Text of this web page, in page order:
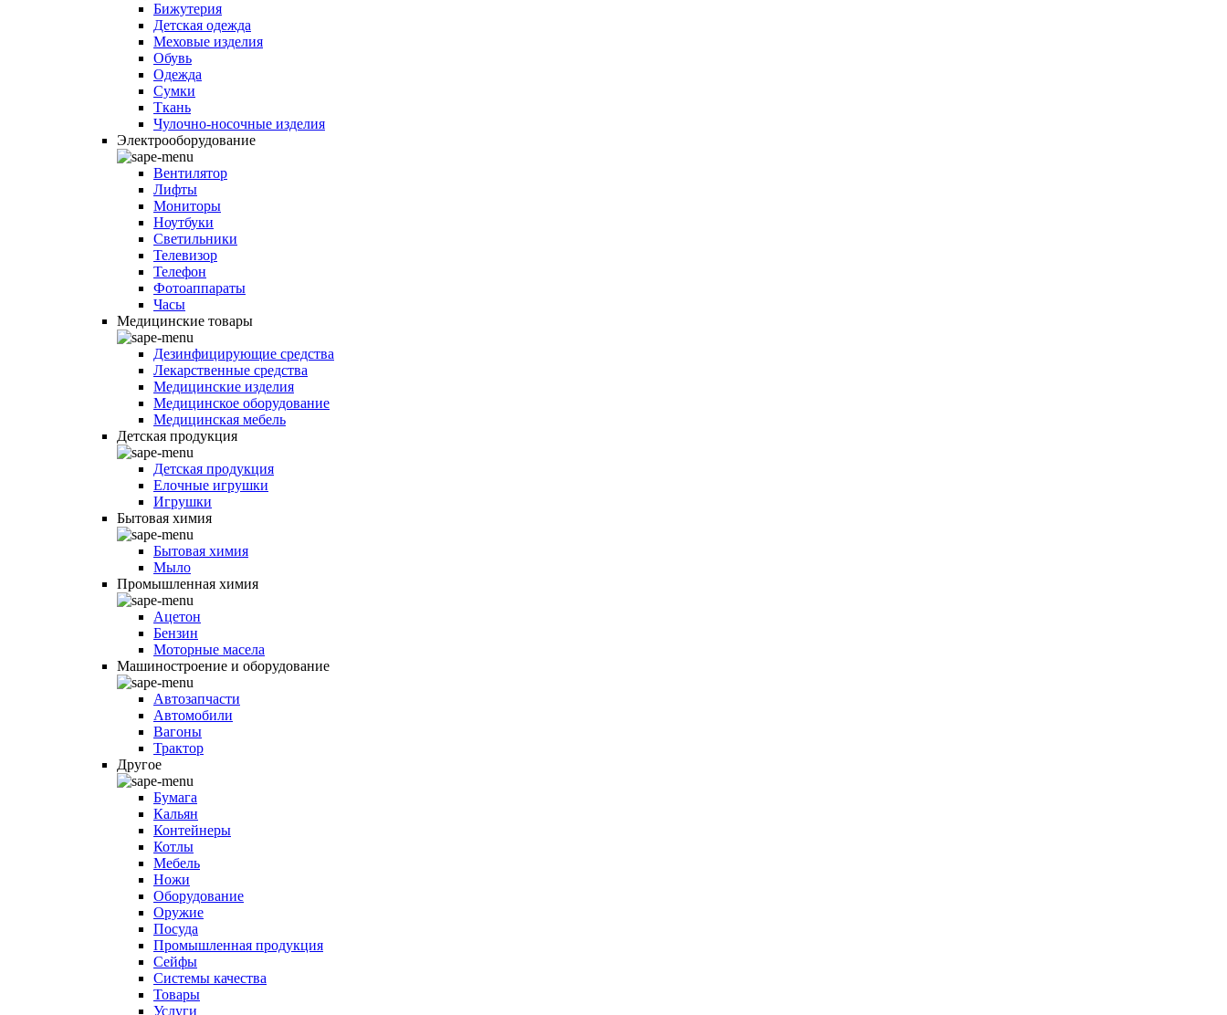
Бижутерия
Детская одежда
Меховые изделия
Обувь
Одежда
Сумки
Ткань
Чулочно-носочные изделия
Электрооборудование
Вентилятор
Лифты
Мониторы
Ноутбуки
Светильники
Телевизор
Телефон
Фотоаппараты
Часы
Медицинские товары
Дезинфицирующие средства
Лекарственные средства
Медицинские изделия
Медицинское оборудование
Медицинская мебель
Детская продукция
Детская продукция
Елочные игрушки
Игрушки
Бытовая химия
Бытовая химия
Мыло
Промышленная химия
Ацетон
Бензин
Моторные масела
Машиностроение и оборудование
Автозапчасти
Автомобили
Вагоны
Трактор
Другое
Бумага
Кальян
Контейнеры
Котлы
Мебель
Ножи
Оборудование
Оружие
Посуда
Промышленная продукция
Сейфы
Системы качества
Товары
Услуги